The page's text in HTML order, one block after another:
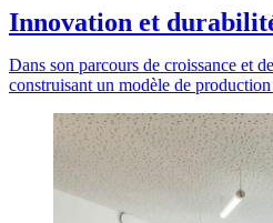
Innovation et
Dans son parcours de croissance et
construisant un modèle de